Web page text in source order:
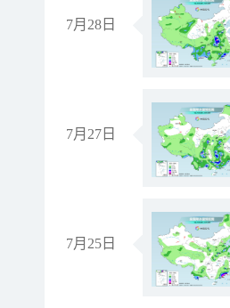
7月28日
7月27日
7月25日